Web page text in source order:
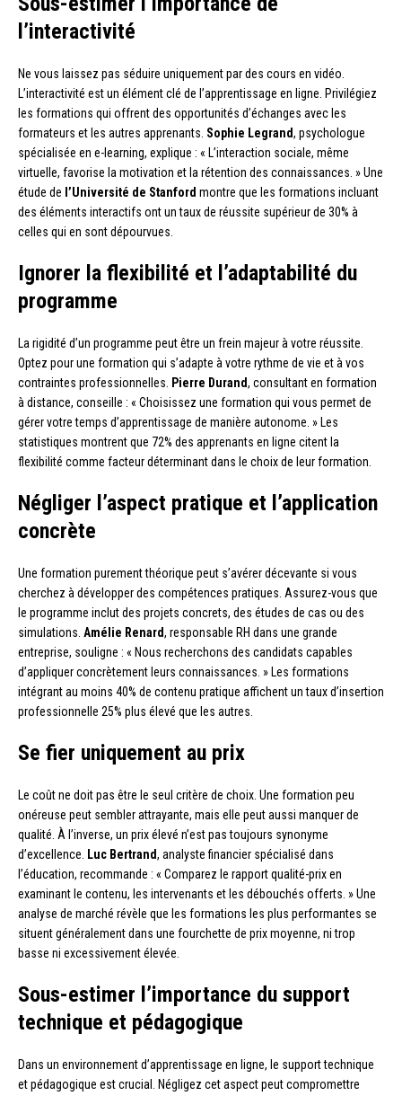
l’interactivité
Ne vous laissez pas séduire uniquement par des cours en vidéo.
L’interactivité est un élément clé de l’apprentissage en ligne. Privilégiez
les formations qui offrent des opportunités d’échanges avec les
formateurs et les autres apprenants. Sophie Legrand, psychologue
spécialisée en e-learning, explique : « L’interaction sociale, même
virtuelle, favorise la motivation et la rétention des connaissances. » Une
étude de l’Université de Stanford montre que les formations incluant
des éléments interactifs ont un taux de réussite supérieur de 30% à
celles qui en sont dépourvues.
Ignorer la flexibilité et l’adaptabilité du
programme
La rigidité d’un programme peut être un frein majeur à votre réussite.
Optez pour une formation qui s’adapte à votre rythme de vie et à vos
contraintes professionnelles. Pierre Durand, consultant en formation
à distance, conseille : « Choisissez une formation qui vous permet de
gérer votre temps d’apprentissage de manière autonome. » Les
statistiques montrent que 72% des apprenants en ligne citent la
flexibilité comme facteur déterminant dans le choix de leur formation.
Négliger l’aspect pratique et l’application
concrète
Une formation purement théorique peut s’avérer décevante si vous
cherchez à développer des compétences pratiques. Assurez-vous que
le programme inclut des projets concrets, des études de cas ou des
simulations. Amélie Renard, responsable RH dans une grande
entreprise, souligne : « Nous recherchons des candidats capables
d’appliquer concrètement leurs connaissances. » Les formations
intégrant au moins 40% de contenu pratique affichent un taux d’insertion
professionnelle 25% plus élevé que les autres.
Se fier uniquement au prix
Le coût ne doit pas être le seul critère de choix. Une formation peu
onéreuse peut sembler attrayante, mais elle peut aussi manquer de
qualité. À l’inverse, un prix élevé n’est pas toujours synonyme
d’excellence. Luc Bertrand, analyste financier spécialisé dans
l’éducation, recommande : « Comparez le rapport qualité-prix en
examinant le contenu, les intervenants et les débouchés offerts. » Une
analyse de marché révèle que les formations les plus performantes se
situent généralement dans une fourchette de prix moyenne, ni trop
basse ni excessivement élevée.
Sous-estimer l’importance du support
technique et pédagogique
Dans un environnement d’apprentissage en ligne, le support technique
et pédagogique est crucial. Négligez cet aspect peut compromettre